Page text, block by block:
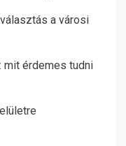
a városi
mit érdemes tudni